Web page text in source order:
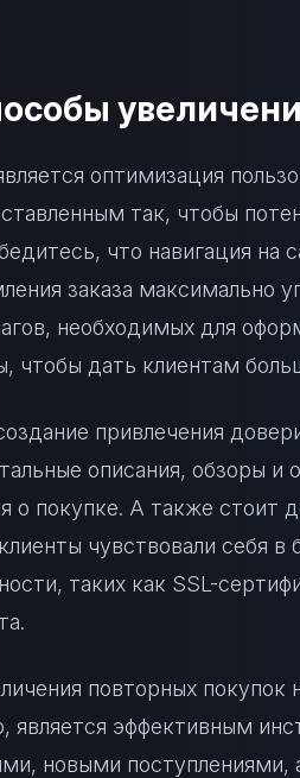
оптимизация
так, чтобы
что навигация на
заказа максимально
необходимых для
чтобы дать клиентам
привлечения
описания, обзоры и
о покупке. А также стоит
чувствовали себя
таких как SSL-
повторных покупок
является эффективным
новыми